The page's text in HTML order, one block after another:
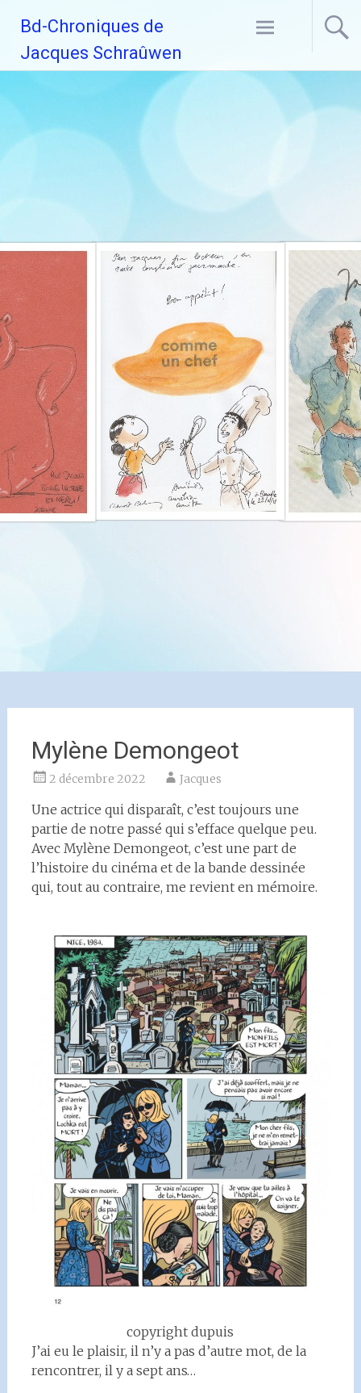
contenu
principal
Bd-Chroniques de
Jacques Schraûwen
Mylène Demongeot
2 décembre 2022 Jacques
Une actrice qui disparaît, c’est toujours une
partie de notre passé qui s’efface quelque peu.
Avec Mylène Demongeot, c’est une part de
l’histoire du cinéma et de la bande dessinée
qui, tout au contraire, me revient en mémoire.
copyright dupuis
J’ai eu le plaisir, il n’y a pas d’autre mot, de la
rencontrer, il y a sept ans…